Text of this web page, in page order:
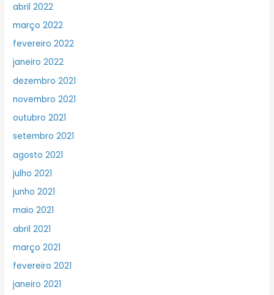
abril 2022
março 2022
fevereiro 2022
janeiro 2022
dezembro 2021
novembro 2021
outubro 2021
setembro 2021
agosto 2021
julho 2021
junho 2021
maio 2021
abril 2021
março 2021
fevereiro 2021
janeiro 2021